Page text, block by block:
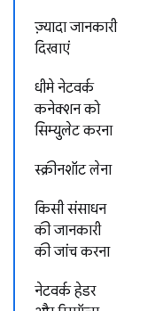
ज़्यादा जानकारी
दिखाएं
धीमे नेटवर्क
कनेक्शन को
सिम्युलेट करना
स्क्रीनशॉट लेना
किसी संसाधन
की जानकारी
की जांच करना
नेटवर्क हेडर